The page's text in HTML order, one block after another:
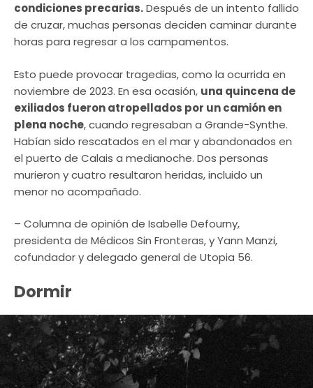
condiciones precarias.Después de un intento fallido
de cruzar, muchas personas deciden caminar durante
horas para regresar a los campamentos.
Esto puede provocar tragedias, como la ocurrida en
noviembre de 2023. En esa ocasión, una quincena de
exiliados fueron atropellados por un camión en
plena noche, cuando regresaban a Grande-Synthe.
Habían sido rescatados en el mar y abandonados en
el puerto de Calais a medianoche. Dos personas
murieron y cuatro resultaron heridas, incluido un
menor no acompañado.
– Columna de opinión de Isabelle Defourny,
presidenta de Médicos Sin Fronteras, y Yann Manzi,
cofundador y delegado general de Utopia 56.
Dormir